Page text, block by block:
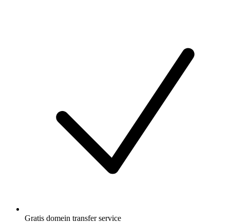
Gratis domein transfer service